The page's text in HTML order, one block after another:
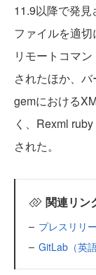
11.9以降で発
ファイルを適切
リモートコマ
されたほか、
gemにおける
く、Rexml
された。
関連リン
プレスリリ
GitLab（英語